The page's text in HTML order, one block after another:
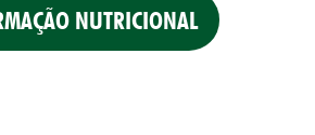
NUTRICIONAL